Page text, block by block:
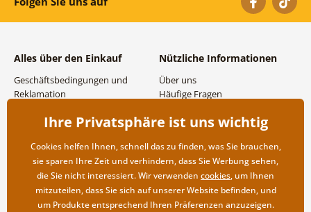
Alles über den Einkauf
Geschäftsbedingungen und
Reklamation
Versand- und
Rücksendung der Ware
Nützliche Informationen
Über uns
Häufige Fragen
Großhandel und
Ihre Privatsphäre ist uns wichtig
Cookies helfen Ihnen, schnell das zu finden, was Sie brauchen,
sie sparen Ihre Zeit und verhindern, dass Sie Werbung sehen,
die Sie nicht interessiert. Wir verwenden cookies, um Ihnen
mitzuteilen, dass Sie sich auf unserer Website befinden, und
um Produkte entsprechend Ihren Präferenzen anzuzeigen.